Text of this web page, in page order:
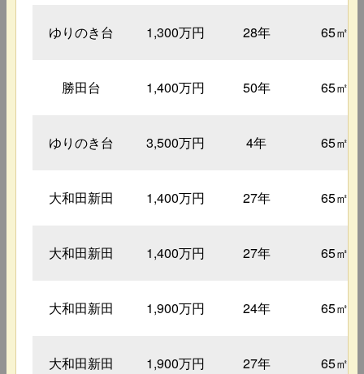
ゆりのき台 1,300万円 28年 65㎡
勝田台 1,400万円 50年 65㎡
ゆりのき台 3,500万円 4年 65㎡
大和田新田 1,400万円 27年 65㎡
大和田新田 1,400万円 27年 65㎡
大和田新田 1,900万円 24年 65㎡
大和田新田 1,900万円 27年 65㎡